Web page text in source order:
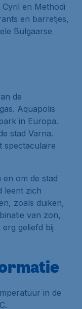
en Methodi
en barretjes,
Bulgaarse
de
Aquapolis
in Europa.
stad Varna.
spectaculaire
om de stad
leent zich
zoals duiken,
van zon,
geliefd bij
in de